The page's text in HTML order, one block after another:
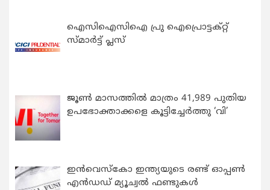
ഐസിഐസിഐ പ്രു ഐപ്രൊട്ടക്റ്റ്
സ്മാർട്ട് പ്ലസ്
ജൂൺ മാസത്തിൽ മാത്രം 41,989 പുതിയ
ഉപഭോക്താക്കളെ കൂട്ടിച്ചേർത്തു ‘വി’
ഇന്‍വെസ്കോ ഇന്ത്യയുടെ രണ്ട് ഓപ്പണ്‍
എന്‍ഡഡ് മ്യൂച്വല്‍ ഫണ്ടുകള്‍